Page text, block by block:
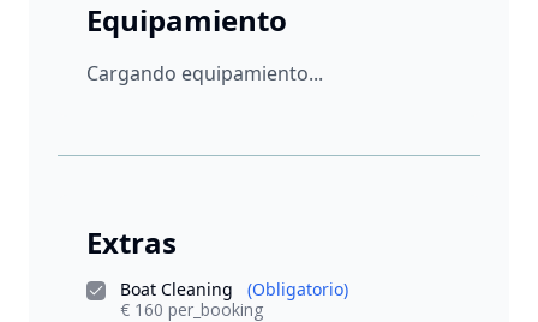
Equipamiento
Cargando equipamiento...
Extras
Boat Cleaning
(Obligatorio)
€ 160 per_booking